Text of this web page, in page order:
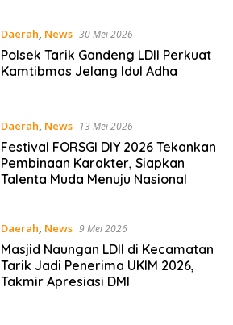
Daerah, News 30 Mei 2026
Polsek Tarik Gandeng LDII Perkuat
Kamtibmas Jelang Idul Adha
Daerah, News 13 Mei 2026
Festival FORSGI DIY 2026 Tekankan
Pembinaan Karakter, Siapkan
Talenta Muda Menuju Nasional
Daerah, News 9 Mei 2026
Masjid Naungan LDII di Kecamatan
Tarik Jadi Penerima UKIM 2026,
Takmir Apresiasi DMI